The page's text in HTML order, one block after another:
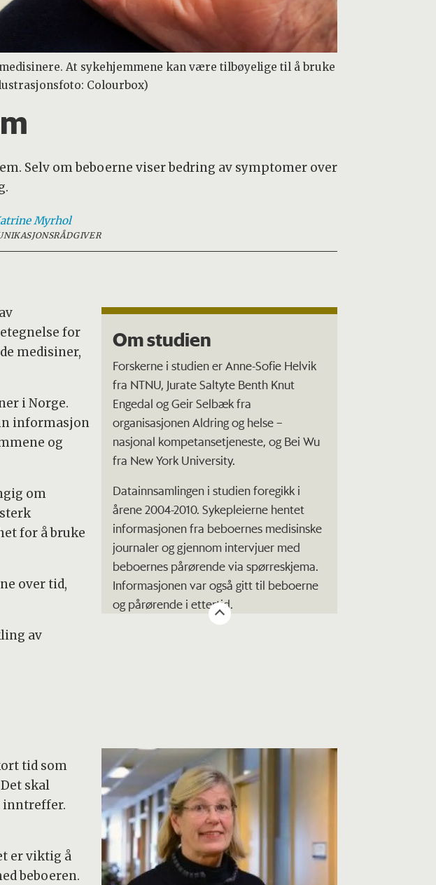
At sykehjemmene kan være tilbøyelige til å bruke
Colourbox)
Selv om beboerne viser bedring av symptomer over
Myrhol
Om studien
Forskerne i studien er Anne-Sofie Helvik
fra NTNU, Jurate Saltyte Benth Knut
Engedal og Geir Selbæk fra
organisasjonen Aldring og helse –
nasjonal kompetansetjeneste, og Bei Wu
fra New York University.
Datainnsamlingen i studien foregikk i
årene 2004-2010. Sykepleierne hentet
informasjonen fra beboernes medisinske
journaler og gjennom intervjuer med
beboernes pårørende via spørreskjema.
Informasjonen var også gitt til beboerne
og pårørende i ettertid.
for
medisiner,
i Norge.
informasjon
og
om
for å bruke
over tid,
av
tid som
skal
inntreffer.
er viktig å
beboeren.